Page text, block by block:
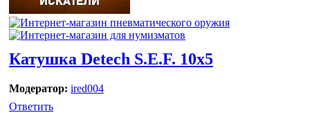
Катушка Detech S.E.F. 10х5
Модератор: ired004
Ответить